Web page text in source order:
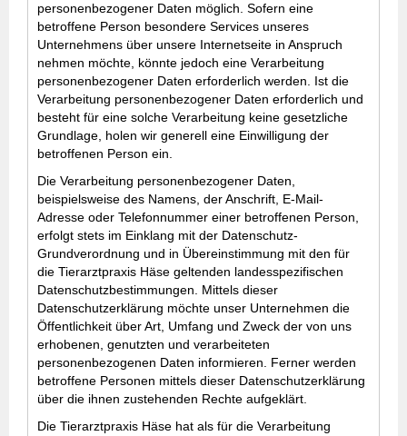
personenbezogener Daten möglich. Sofern eine
betroffene Person besondere Services unseres
Unternehmens über unsere Internetseite in Anspruch
nehmen möchte, könnte jedoch eine Verarbeitung
personenbezogener Daten erforderlich werden. Ist die
Verarbeitung personenbezogener Daten erforderlich und
besteht für eine solche Verarbeitung keine gesetzliche
Grundlage, holen wir generell eine Einwilligung der
betroffenen Person ein.
Die Verarbeitung personenbezogener Daten,
beispielsweise des Namens, der Anschrift, E-Mail-
Adresse oder Telefonnummer einer betroffenen Person,
erfolgt stets im Einklang mit der Datenschutz-
Grundverordnung und in Übereinstimmung mit den für
die Tierarztpraxis Häse geltenden landesspezifischen
Datenschutzbestimmungen. Mittels dieser
Datenschutzerklärung möchte unser Unternehmen die
Öffentlichkeit über Art, Umfang und Zweck der von uns
erhobenen, genutzten und verarbeiteten
personenbezogenen Daten informieren. Ferner werden
betroffene Personen mittels dieser Datenschutzerklärung
über die ihnen zustehenden Rechte aufgeklärt.
Die Tierarztpraxis Häse hat als für die Verarbeitung